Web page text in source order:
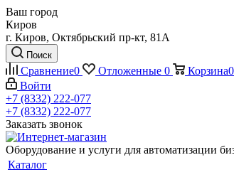
Ваш город
Киров
г. Киров, Октябрьский пр-кт, 81А
Поиск
Сравнение0 Отложенные 0 Корзина0
Войти
+7 (8332) 222-077
+7 (8332) 222-077
Заказать звонок
Оборудование и услуги для автоматизации
Каталог